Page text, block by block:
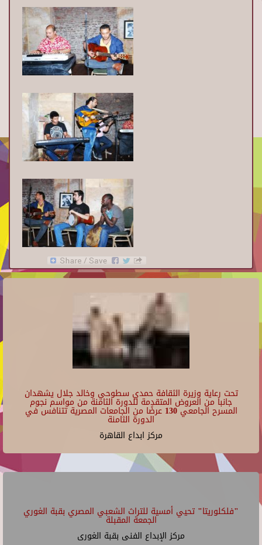
تحت رعاية وزيرة الثقافة حمدي سطوحي وخالد جلال يشهدان
جانبا من العروض المتقدمة للدورة الثامنة من مواسم نجوم
المسرح الجامعي 130 عرضًا من الجامعات المصرية تتنافس في
الدورة الثامنة
مركز ابداع القاهرة
"فلكلوريتا" تحيي أمسية للتراث الشعبي المصري بقبة الغوري
الجمعة المقبلة
مركز الإبداع الفنى بقبة الغورى